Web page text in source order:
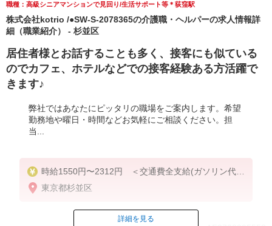
職種：高級シニアマンションで見回り/生活サポート等＊荻窪駅
株式会社kotrio /●SW-S-2078365の介護職・ヘルパーの求人情報詳
細（職業紹介） - 杉並区
居住者様とお話することも多く、接客にも似ている
のでカフェ、ホテルなどでの接客経験ある方活躍で
きます♪
弊社ではあなたにピッタリの職場をご案内します。希望
勤務地や曜日・時間などお気軽にご相談ください。担
当...
時給1550円〜2312円 ＜交通費全支給(ガソリン代含
む)＞
東京都杉並区
詳細を見る